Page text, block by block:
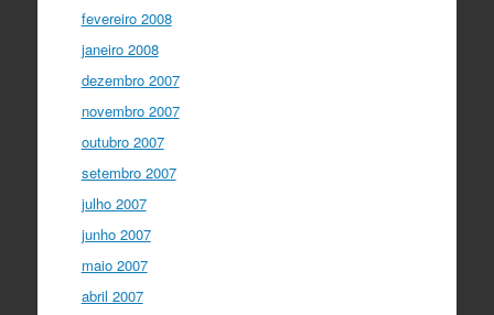
fevereiro 2008
janeiro 2008
dezembro 2007
novembro 2007
outubro 2007
setembro 2007
julho 2007
junho 2007
maio 2007
abril 2007